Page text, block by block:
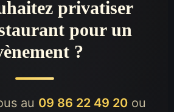
privatiser
pour un
?
au 09 86 22 49 20ou